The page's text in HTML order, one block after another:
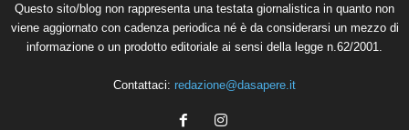
Questo sito/blog non rappresenta una testata giornalistica in quanto non
viene aggiornato con cadenza periodica né è da considerarsi un mezzo di
informazione o un prodotto editoriale ai sensi della legge n.62/2001.
Contattaci: redazione@dasapere.it